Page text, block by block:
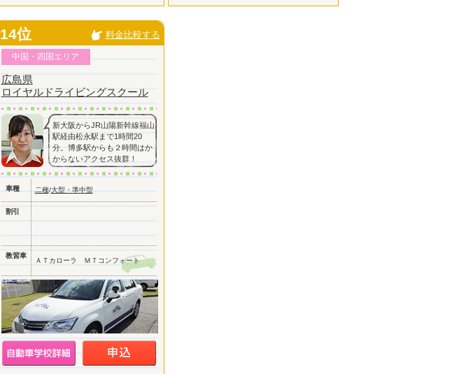
14位 料金比較する
中国・四国エリア
広島県
ロイヤルドライビングスクール
新大阪からJR山陽新幹線福山
駅経由松永駅まで1時間20
分。博多駅からも２時間はか
からないアクセス抜群！
車種 二種/大型・準中型
割引
教習車
ＡＴカローラ ＭＴコンフォート